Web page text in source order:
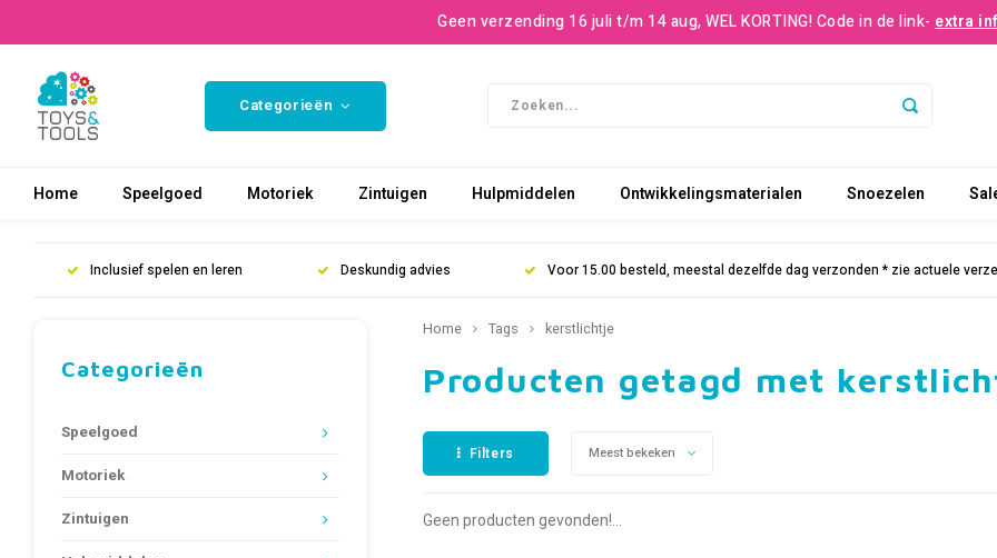
Geen verzending 16 juli t/m 14 aug, WEL KORTING! Code in de link- extra
Categorieën
Home Speelgoed Motoriek Zintuigen Hulpmiddelen Ontwikkelingsmaterialen Snoezelen
Inclusief spelen en leren Deskundig advies Voor 15.00 besteld, meestal dezelfde dag verzonden * zie actuele
Categorieën
Speelgoed
Motoriek
Zintuigen
Home Tags kerstlichtje
Producten getagd met
Filters Meest bekeken
Geen producten gevonden!...